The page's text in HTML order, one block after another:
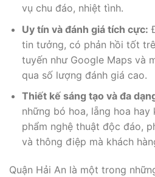
vụ chu đáo, nhiệt tình.
Uy tín và đánh giá tích cực:
tin tưởng, có phản hồi tốt
tuyến như Google Maps và
qua số lượng đánh giá cao.
Thiết kế sáng tạo và đa
những bó hoa, lẵng hoa
phẩm nghệ thuật độc đáo,
và thông điệp mà khách
Quận Hải An là một trong